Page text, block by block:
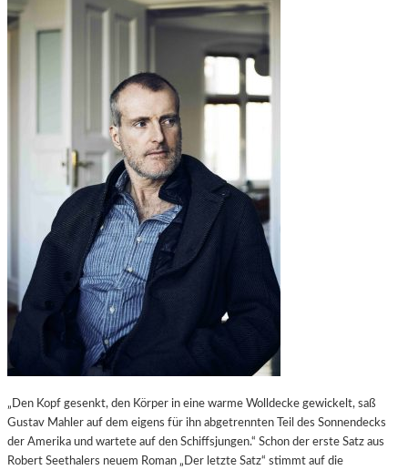
„Den Kopf gesenkt, den Körper in eine warme Wolldecke gewickelt, saß
Gustav Mahler auf dem eigens für ihn abgetrennten Teil des Sonnendecks
der Amerika und wartete auf den Schiffsjungen.“ Schon der erste Satz aus
Robert Seethalers neuem Roman „Der letzte Satz“ stimmt auf die